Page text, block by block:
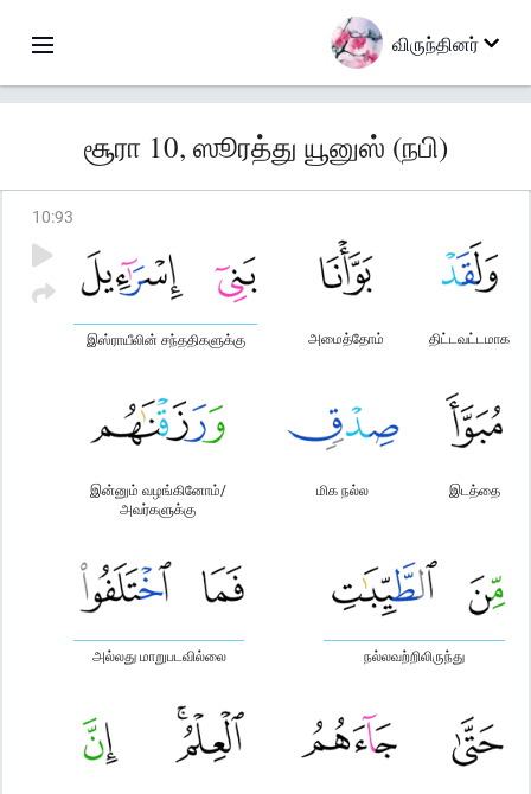
விருந்தினர்
சூரா 10, ஸூரத்து யூனுஸ் (நபி)
10:93
திட்டவட்டமாக
அமைத்தோம்
இஸ்ராயீலின் சந்ததிகளுக்கு
இடத்தை
மிக நல்ல
இன்னும் வழங்கினோம்/
அவர்களுக்கு
நல்லவற்றிலிருந்து
அல்லது மாறுபடவில்லை